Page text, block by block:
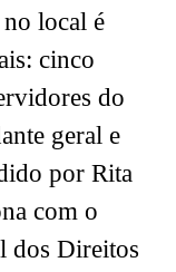
no local é
cinco
do
geral e
por Rita
com o
dos Direitos